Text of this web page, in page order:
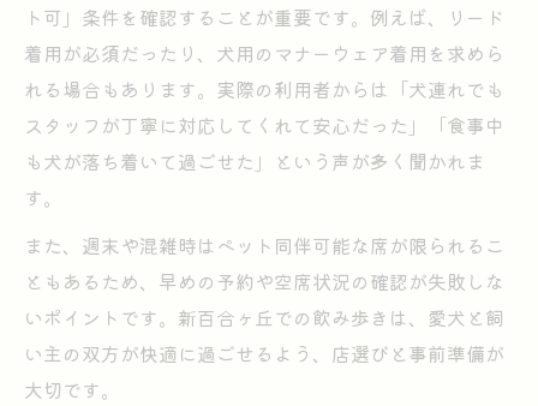
ト可」条件を確認することが重要です。例えば、リード
着用が必須だったり、犬用のマナーウェア着用を求めら
れる場合もあります。実際の利用者からは「犬連れでも
スタッフが丁寧に対応してくれて安心だった」「食事中
も犬が落ち着いて過ごせた」という声が多く聞かれま
す。
また、週末や混雑時はペット同伴可能な席が限られるこ
ともあるため、早めの予約や空席状況の確認が失敗しな
いポイントです。新百合ヶ丘での飲み歩きは、愛犬と飼
い主の双方が快適に過ごせるよう、店選びと事前準備が
大切です。